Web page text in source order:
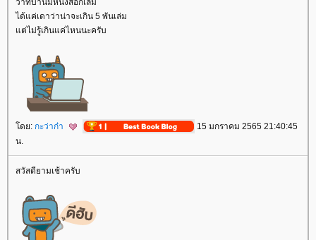
ได้แค่เดาว่าน่าจะเกิน 5 พันเล่ม
ต่ไม่รู้เกินแค่ไหนนะครับ
ดย: กะว่าก๋า
15 มกราคม 2565 21:40:45
น.
สวัสดียามเช้าครับ